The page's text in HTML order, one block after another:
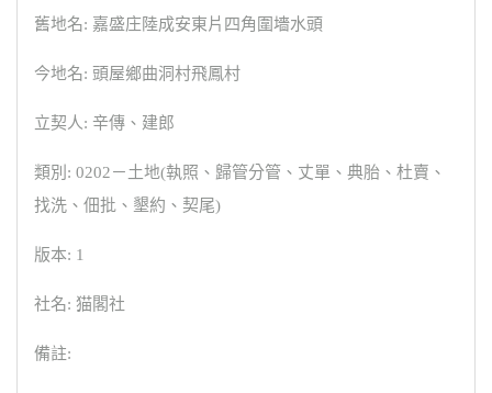
舊地名: 嘉盛庄陸成安東片四角圍墻水頭
今地名: 頭屋鄉曲洞村飛鳳村
立契人: 辛傳、建郎
類別: 0202－土地(執照、歸管分管、丈單、典胎、杜賣、
找洗、佃批、墾約、契尾)
版本: 1
社名: 猫閣社
備註: